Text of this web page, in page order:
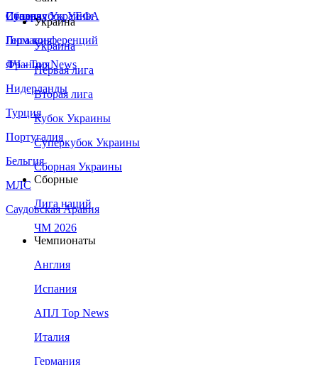
Сборная Украины
Италия
Германия
Франция
Нидерланды
Турция
Португалия
Бельгия
МЛС
Саудовская Аравия
Суперкубок УЕФА
Лига конференций
ЛЧ - Top News
Украина
Украина
Первая лига
Вторая лига
Кубок Украины
Суперкубок Украины
Сборная Украины
Сборные
Лига наций
ЧМ 2026
Чемпионаты
Англия
Испания
АПЛ Top News
Италия
Германия